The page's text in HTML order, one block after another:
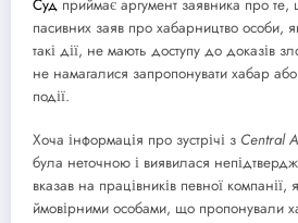
Суд приймає аргумент заявника про
пасивних заяв про хабарництво особи,
такі дії, не мають доступу до доказів
не намагалися запропонувати хабар
події.
Хоча інформація про зустрічі з Central
була неточною і виявилася
вказав на працівників певної компанії,
ймовірними особами, що пропонували